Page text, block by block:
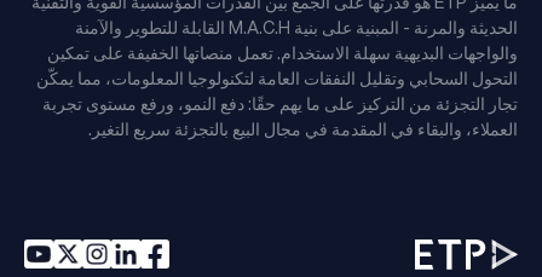
الحديثة والمرنة - المبنية على بنية M.A.C.H القابلة للتطوير والآمنة
والواجهات البديهية سهلة الاستخدام. تعمل منصاتها الخفيفة على تمكين
التحول السحابي وتقليل النفقات العامة لتكنولوجيا المعلومات، مما يمكّن
تجار التجزئة من التركيز على ما يهم حقًا: دفع النمو، ورفع مستوى تجربة
العملاء، والبقاء في المقدمة في مجال البيع بالتجزئة سريع التغير.